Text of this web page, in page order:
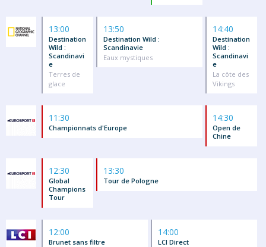
13:00
Destination
Wild :
Scandinavi
e
Terres de
glace
13:50
Destination Wild :
Scandinavie
Eaux mystiques
14:40
Destination
Wild :
Scandinavi
e
La côte des
Vikings
11:30
Championnats d'Europe
14:30
Open de
Chine
12:30
Global
Champions
Tour
13:30
Tour de Pologne
12:00
Brunet sans filtre
14:00
LCI Direct